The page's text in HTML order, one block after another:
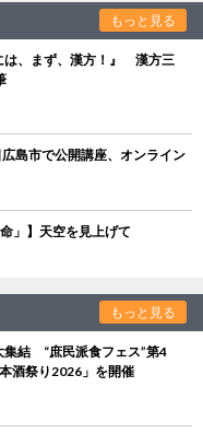
もっと見る
は、まず、漢方！』 漢方三
島市で公開講座、オンライン
」】天空を見上げて
もっと見る
集結 “庶民派食フェス”第4
酒祭り2026」を開催